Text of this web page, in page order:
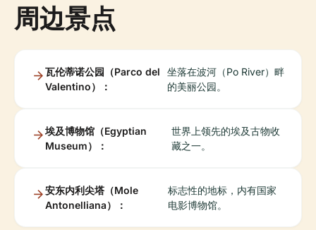
周边景点
瓦伦蒂诺公园（Parco del
Valentino）：
坐落在波河（Po River）畔
的美丽公园。
埃及博物馆（Egyptian
Museum）：
世界上领先的埃及古物收
藏之一。
安东内利尖塔（Mole
Antonelliana）：
标志性的地标，内有国家
电影博物馆。